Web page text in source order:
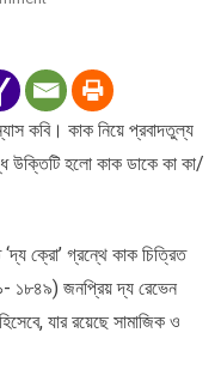
মুসা
আল
হাফিজ
কবি। কাক নিয়ে প্রবাদতুল্য
উক্তিটি হলো কাক ডাকে কা কা/
ক্রো’ গ্রন্থে কাক চিত্রিত
১৮৪৯) জনপ্রিয় দ্য রেভেন
যার রয়েছে সামাজিক ও